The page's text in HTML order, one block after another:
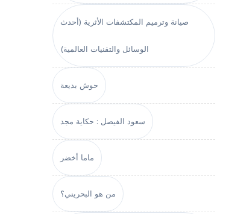
صيانة وترميم المكتشفات الأثرية (أحدث
الوسائل والتقنيات العالمية)
حوش بديعة
سعود الفيصل : حكاية مجد
ماما أخضر
من هو البحريني؟